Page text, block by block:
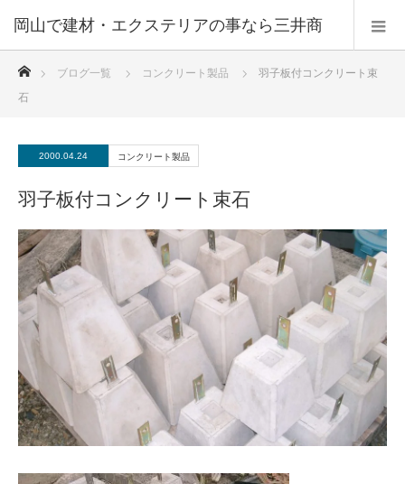
ブログ一覧 コンクリート製品
羽子板付コンクリート束
石
2000.04.24 コンクリート製品
羽子板付コンクリート束石